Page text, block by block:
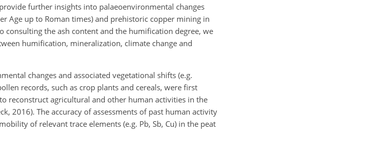
further insights into palaeoenvironmental changes
Age up to Roman times) and prehistoric copper mining in
consulting the ash content and the humification degree, we
humification, mineralization, climate change and
changes and associated vegetational shifts (e.g.
records, such as crop plants and cereals, were first
reconstruct agricultural and other human activities in the
2016). The accuracy of assessments of past human activity
of relevant trace elements (e.g. Pb, Sb, Cu) in the peat